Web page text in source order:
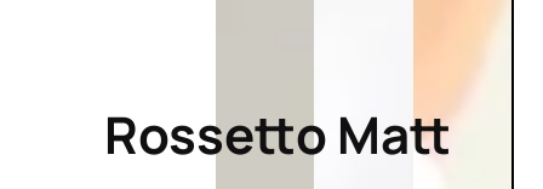
Rossetto Matt